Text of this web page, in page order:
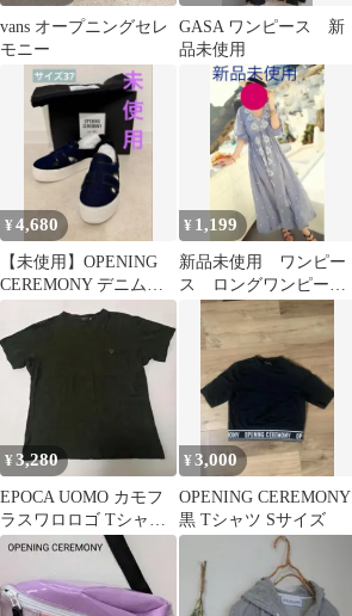
vans オープニングセレ
モニー
GASA ワンピース 新
品未使用
¥4,680
【未使用】OPENING
CEREMONY デニム生
地スニーカー37 厚底
¥ 1,199
新品未使用 ワンピー
ス ロングワンピー
ス マキシワンピー
ス 水色
¥3,280
EPOCA UOMO カモフ
ラスワロロゴ Tシャツ
カーキ サイズ50
¥3,000
OPENING CEREMONY
黒 Tシャツ Sサイズ